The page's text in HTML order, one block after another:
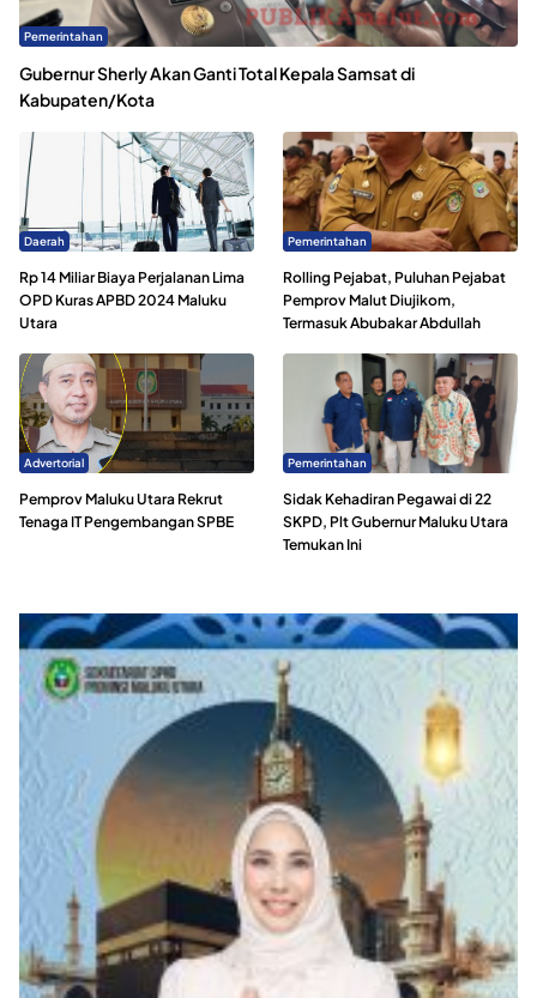
Pemerintahan
Gubernur Sherly Akan Ganti Total Kepala Samsat di
Kabupaten/Kota
Daerah
Rp 14 Miliar Biaya Perjalanan Lima
OPD Kuras APBD 2024 Maluku
Utara
Pemerintahan
Rolling Pejabat, Puluhan Pejabat
Pemprov Malut Diujikom,
Termasuk Abubakar Abdullah
Advertorial
Pemprov Maluku Utara Rekrut
Tenaga IT Pengembangan SPBE
Pemerintahan
Sidak Kehadiran Pegawai di 22
SKPD, Plt Gubernur Maluku Utara
Temukan Ini